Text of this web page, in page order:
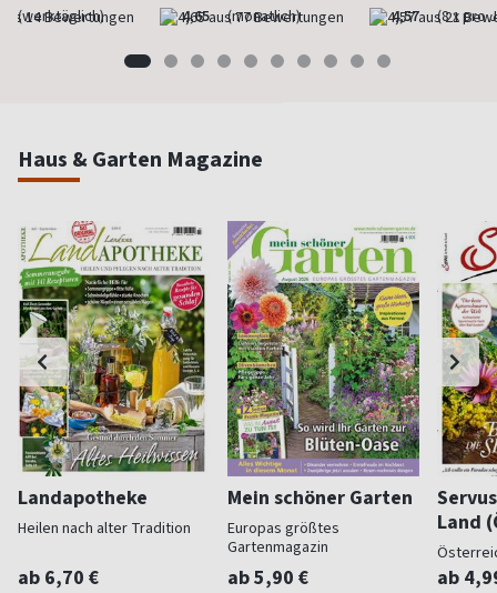
(werktäglich) 4,65 (monatlich) 4,57 (8 x pro
Haus & Garten Magazine
Landapotheke
Heilen nach alter Tradition
ab 6,70 €
Mein schöner Garten
Europas größtes
Gartenmagazin
ab 5,90 €
Land
ab